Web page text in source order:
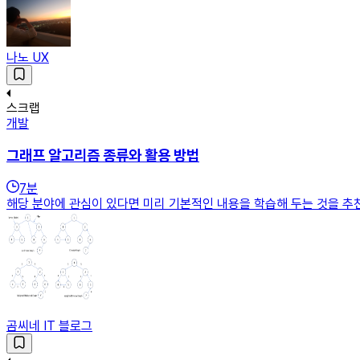
나노 UX
스크랩
개발
그래프 알고리즘 종류와 활용 방법
7분
해당 분야에 관심이 있다면 미리 기본적인 내용을 학습해 두는 것을 추
곰씨네 IT 블로그